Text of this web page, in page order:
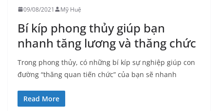
09/08/2021 Mỹ Huệ
Bí kíp phong thủy giúp bạn
nhanh tăng lương và thăng chức
Trong phong thủy, có những bí kíp sự nghiệp giúp con
đường “thăng quan tiến chức” của bạn sẽ nhanh
Read More